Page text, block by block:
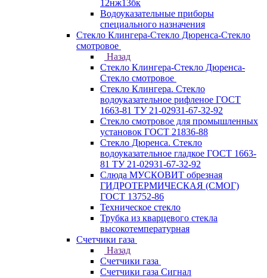
12нж13бк
Водоуказательные приборы
специального назначения
Стекло Клингера-Стекло Дюренса-Стекло
смотровое
Назад
Стекло Клингера-Стекло Дюренса-
Стекло смотровое
Стекло Клингера. Стекло
водоуказательное рифленое ГОСТ
1663-81 ТУ 21-02931-67-32-92
Стекло смотровое для промышленных
установок ГОСТ 21836-88
Стекло Дюренса. Стекло
водоуказательное гладкое ГОСТ 1663-
81 ТУ 21-02931-67-32-92
Слюда МУСКОВИТ обрезная
ГИДРОТЕРМИЧЕСКАЯ (СМОГ)
ГОСТ 13752-86
Техническое стекло
Трубка из кварцевого стекла
высокотемпературная
Счетчики газа
Назад
Счетчики газа
Счетчики газа Сигнал